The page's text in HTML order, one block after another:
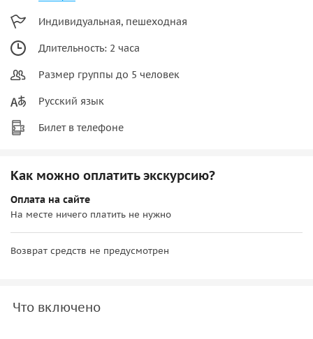
Индивидуальная, пешеходная
Длительность: 2 часа
Размер группы до 5 человек
Русский язык
Билет в телефоне
Как можно оплатить экскурсию?
Оплата на сайте
На месте ничего платить не нужно
Возврат средств не предусмотрен
Что включено